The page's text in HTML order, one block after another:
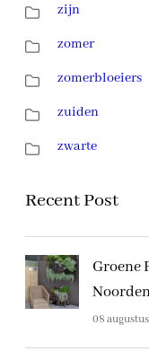
zijn
zomer
zomerbloeiers
zuiden
zwarte
Recent Post
Groene
08